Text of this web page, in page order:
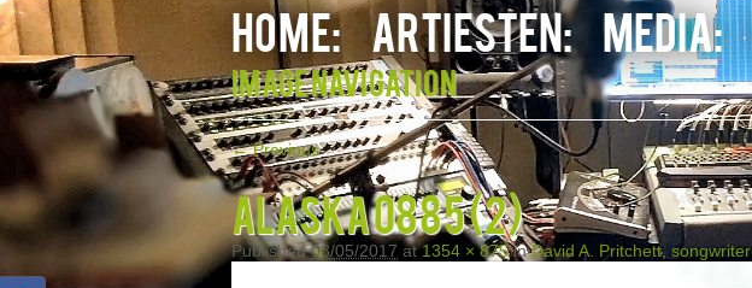
HOME: ARTIESTEN: MEDIA:
Image navigation
← Previous
Alaska 0885 (2)
Published03/05/2017 at1354 × 875inDavid A. Pritchett, songwriter